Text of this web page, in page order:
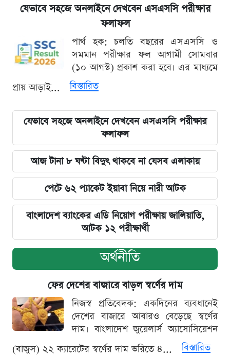
যেভাবে সহজে অনলাইনে দেখবেন এসএসসি পরীক্ষার
ফলাফল
পার্থ হক: চলতি বছরের এসএসসি ও
সমমান পরীক্ষার ফল আগামী সোমবার
(১০ আগস্ট) প্রকাশ করা হবে। এর মাধ্যমে
প্রায় আড়াই...
বিস্তারিত
যেভাবে সহজে অনলাইনে দেখবেন এসএসসি পরীক্ষার
ফলাফল
আজ টানা ৮ ঘণ্টা বিদুৎ থাকবে না যেসব এলাকায়
পেটে ৬২ প্যাকেট ইয়াবা নিয়ে নারী আটক
বাংলাদেশ ব্যাংকের এডি নিয়োগ পরীক্ষায় জালিয়াতি,
আটক ১২ পরীক্ষার্থী
অর্থনীতি
ফের দেশের বাজারে বাড়ল স্বর্ণের দাম
নিজস্ব প্রতিবেদক: একদিনের ব্যবধানেই
দেশের বাজারে আবারও বেড়েছে স্বর্ণের
দাম। বাংলাদেশ জুয়েলার্স অ্যাসোসিয়েশন
(বাজুস) ২২ ক্যারেটের স্বর্ণের দাম ভরিতে ৪...
বিস্তারিত